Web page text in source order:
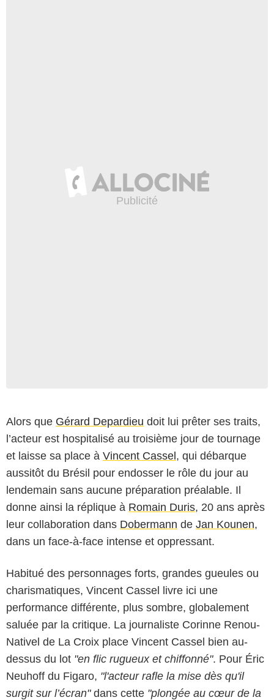
Alors que Gérard Depardieu doit lui prêter ses traits,
l’acteur est hospitalisé au troisième jour de tournage
et laisse sa place à Vincent Cassel, qui débarque
aussitôt du Brésil pour endosser le rôle du jour au
lendemain sans aucune préparation préalable. Il
donne ainsi la réplique à Romain Duris, 20 ans après
leur collaboration dans Dobermann de Jan Kounen,
dans un face-à-face intense et oppressant.
Habitué des personnages forts, grandes gueules ou
charismatiques, Vincent Cassel livre ici une
performance différente, plus sombre, globalement
saluée par la critique. La journaliste Corinne Renou-
Nativel de La Croix place Vincent Cassel bien au-
dessus du lot "en flic rugueux et chiffonné". Pour Éric
Neuhoff du Figaro, "l'acteur rafle la mise dès qu'il
surgit sur l’écran"dans cette "plongée au cœur de la